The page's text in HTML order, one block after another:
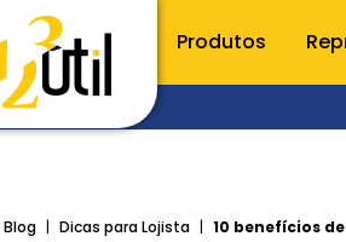
Produtos
Blog Dicas para Lojista 10 benefícios